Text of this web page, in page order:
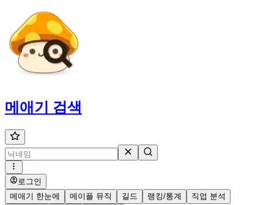
메애기 검색
로그인
메애기 한눈에
메이플 뮤직 길드 랭킹/통계
직업 분석